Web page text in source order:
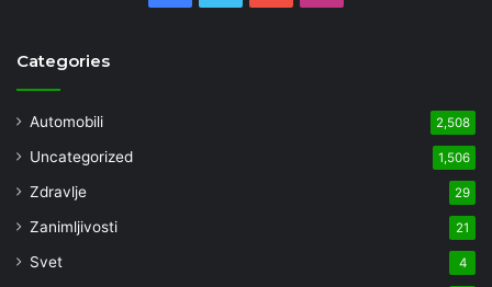
Categories
Automobili 2,508
Uncategorized 1,506
Zdravlje 29
Zanimljivosti 21
Svet 4